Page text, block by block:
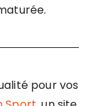
pour vos